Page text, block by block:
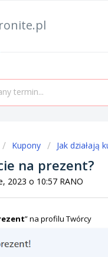
Kupony Jak działają
na prezent?
2023 o 10:57 RANO
” na profilu Twórcy